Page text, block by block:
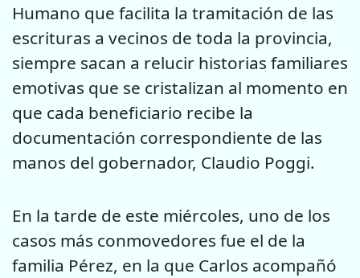
Humano que facilita la tramitación de las
escrituras a vecinos de toda la provincia,
siempre sacan a relucir historias familiares
emotivas que se cristalizan al momento en
que cada beneficiario recibe la
documentación correspondiente de las
manos del gobernador, Claudio Poggi.
En la tarde de este miércoles, uno de los
casos más conmovedores fue el de la
familia Pérez, en la que Carlos acompañó